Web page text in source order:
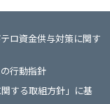
ロ資金供与対策に関す
行動指針
する取組方針」に基